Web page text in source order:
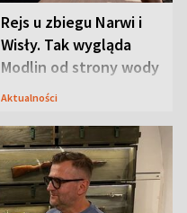
Rejs u zbiegu Narwi i
Wisły. Tak wygląda
Modlin od strony wody
Aktualności